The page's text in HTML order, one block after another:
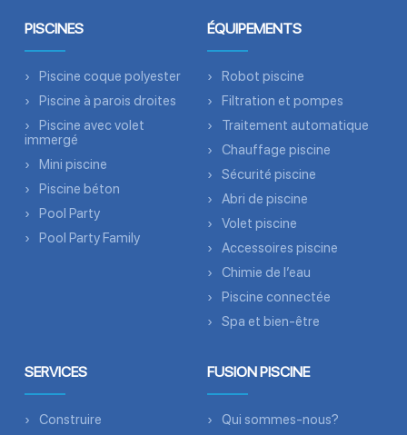
PISCINES
Piscine coque polyester
Piscine à parois droites
Piscine avec volet
immergé
Mini piscine
Piscine béton
Pool Party
Pool Party Family
ÉQUIPEMENTS
Robot piscine
Filtration et pompes
Traitement automatique
Chauffage piscine
Sécurité piscine
Abri de piscine
Volet piscine
Accessoires piscine
Chimie de l’eau
Piscine connectée
Spa et bien-être
SERVICES
Construire
FUSION PISCINE
Qui sommes-nous?